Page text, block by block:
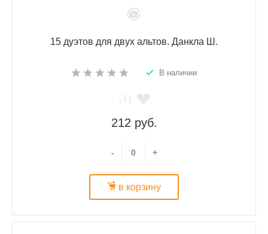
15 дуэтов для двух альтов. Данкла Ш.
В наличии
212 руб.
- +
в корзину